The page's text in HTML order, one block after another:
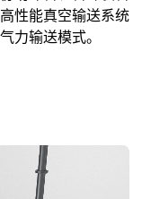
性能真空输送系统
力输送模式。